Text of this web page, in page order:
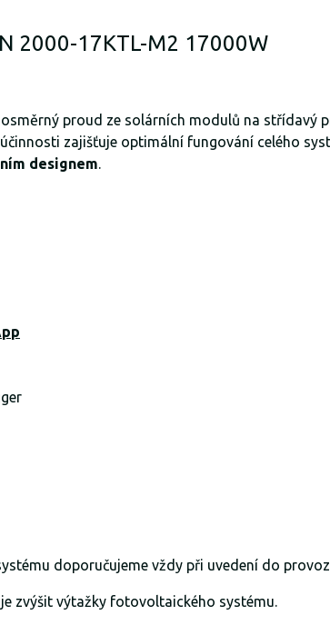
2000-17KTL-M2 17000W
proud ze solárních modulů na střídavý
zajišťuje optimální fungování celého
designem.
doporučujeme vždy při uvedení do
zvýšit výtažky fotovoltaického systému.